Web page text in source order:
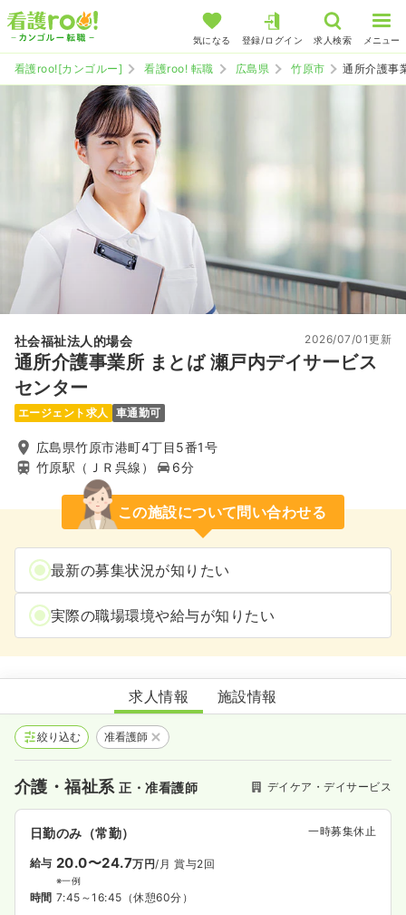
気になる 登録/ログイン 求人検索 メニュー
看護roo![カンゴルー] 看護roo! 転職 広島県 竹原市 通所介護事
社会福祉法人的場会
通所介護事業所 まとば 瀬戸内デイサービス
センター
2026/07/01更新
エージェント求人 車通勤可
広島県竹原市港町4丁目5番1号
竹原駅（ＪＲ呉線）
6分
この施設について問い合わせる
最新の募集状況が知りたい
実際の職場環境や給与が知りたい
通所介護事業所 まとば 瀬戸内デイサービスセンター
求人情報 施設情報
絞り込む 准看護師
介護・福祉系正・准看護師 デイケア・デイサービス
日勤のみ（常勤） 一時募集休止
給与 20.0〜24.7万円/月 賞与2回
※一例
時間 7:45～16:45 （休憩60分）